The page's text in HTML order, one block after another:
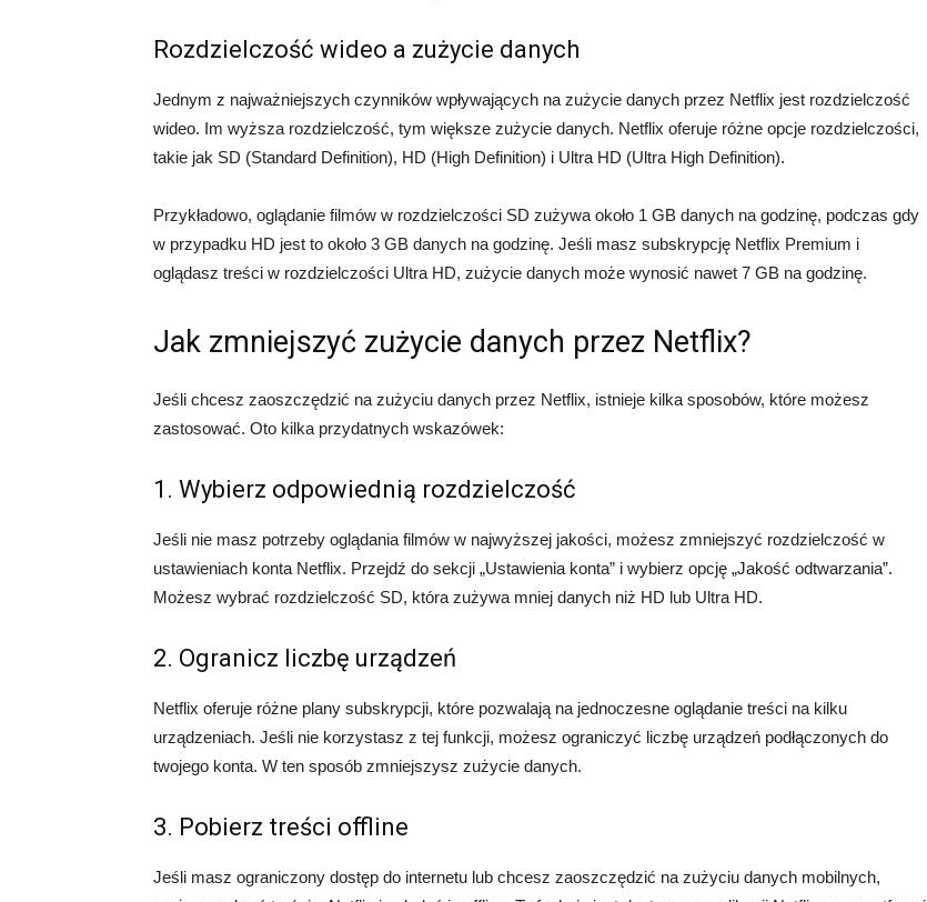
Rozdzielczość wideo a zużycie danych
Jednym z najważniejszych czynników wpływających na zużycie danych przez Netflix jest rozdzielczość
wideo. Im wyższa rozdzielczość, tym większe zużycie danych. Netflix oferuje różne opcje rozdzielczości,
takie jak SD (Standard Definition), HD (High Definition) i Ultra HD (Ultra High Definition).
Przykładowo, oglądanie filmów w rozdzielczości SD zużywa około 1 GB danych na godzinę, podczas gdy
w przypadku HD jest to około 3 GB danych na godzinę. Jeśli masz subskrypcję Netflix Premium i
oglądasz treści w rozdzielczości Ultra HD, zużycie danych może wynosić nawet 7 GB na godzinę.
Jak zmniejszyć zużycie danych przez Netflix?
Jeśli chcesz zaoszczędzić na zużyciu danych przez Netflix, istnieje kilka sposobów, które możesz
zastosować. Oto kilka przydatnych wskazówek:
1. Wybierz odpowiednią rozdzielczość
Jeśli nie masz potrzeby oglądania filmów w najwyższej jakości, możesz zmniejszyć rozdzielczość w
ustawieniach konta Netflix. Przejdź do sekcji „Ustawienia konta” i wybierz opcję „Jakość odtwarzania”.
Możesz wybrać rozdzielczość SD, która zużywa mniej danych niż HD lub Ultra HD.
2. Ogranicz liczbę urządzeń
Netflix oferuje różne plany subskrypcji, które pozwalają na jednoczesne oglądanie treści na kilku
urządzeniach. Jeśli nie korzystasz z tej funkcji, możesz ograniczyć liczbę urządzeń podłączonych do
twojego konta. W ten sposób zmniejszysz zużycie danych.
3. Pobierz treści offline
Jeśli masz ograniczony dostęp do internetu lub chcesz zaoszczędzić na zużyciu danych mobilnych,